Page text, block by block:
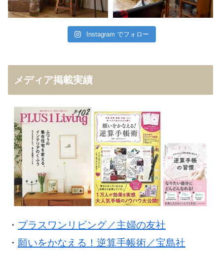
Instagram でフォロー
メディア掲載実績
・ プラスワンリビング／主婦の友社
・ 願いをかなえる！逆算手帳術／宝島社